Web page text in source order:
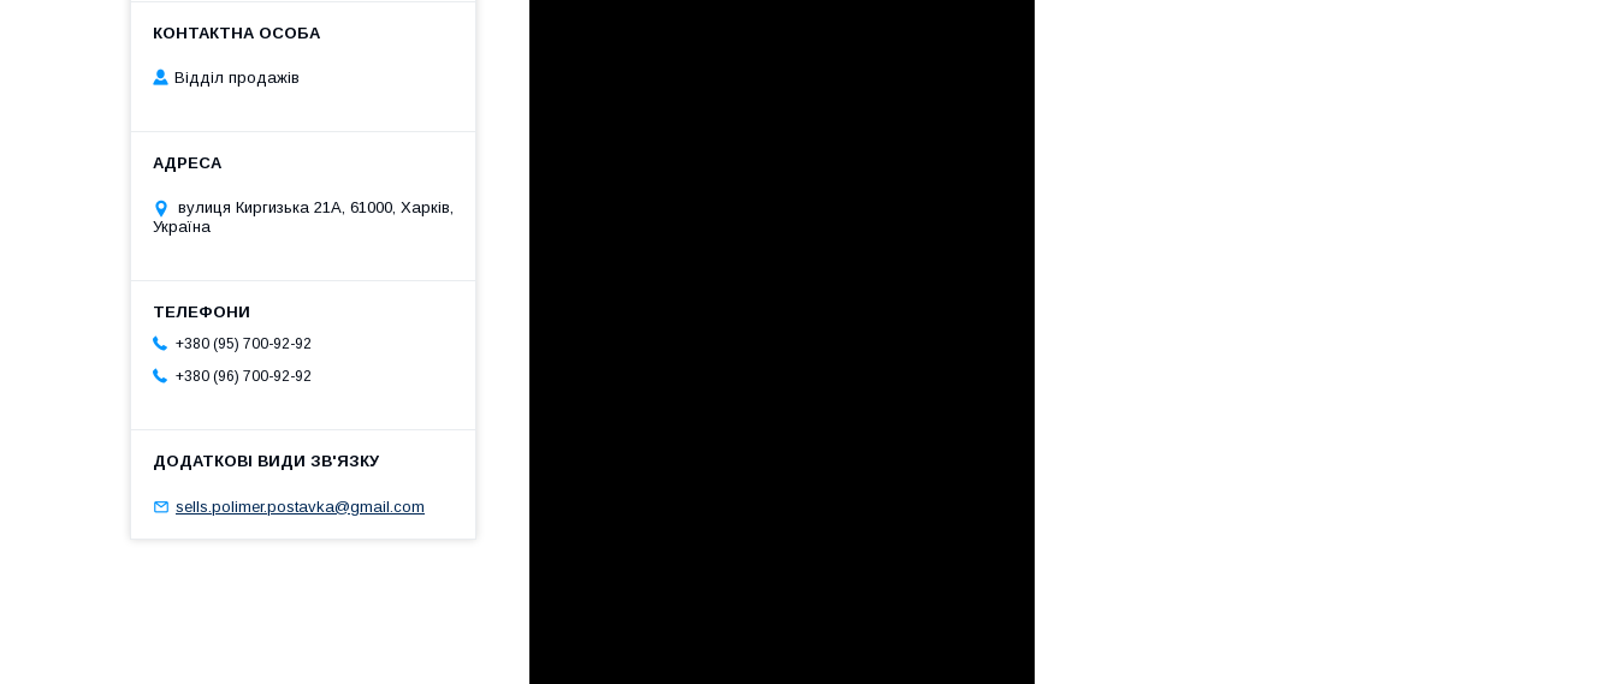
Відділ продажів
вулиця Киргизька 21А, 61000, Харків,
Україна
+380 (95) 700-92-92
+380 (96) 700-92-92
sells.polimer.postavka@gmail.com